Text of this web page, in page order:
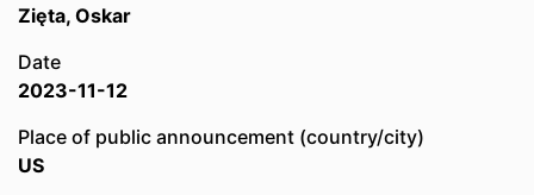
Zięta, Oskar
Date
2023-11-12
Place of public announcement (country/city)
US